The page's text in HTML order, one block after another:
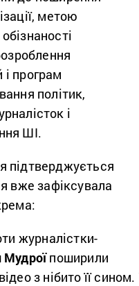
метою
програм
політик,
і
ШІ.
підтверджується
вже зафіксувала
журналістки-
Мудроїпоширили
з нібито її сином.